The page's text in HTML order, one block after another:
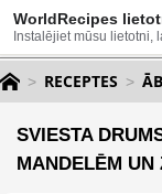
WorldRecipes
Instalējiet mūsu lietotni,
RECEPTES
SVIESTA
MANDELĒM UN